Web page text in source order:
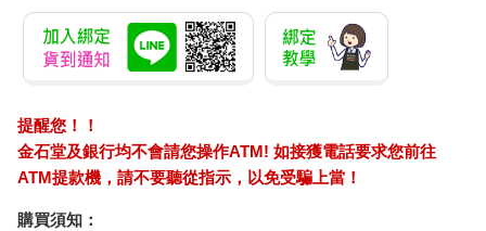
提醒您！！
金石堂及銀行均不會請您操作ATM! 如接獲電話要求您前往
ATM提款機，請不要聽從指示，以免受騙上當！
購買須知：